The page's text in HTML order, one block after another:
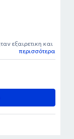
εξαιρετικη και
περισσότερα